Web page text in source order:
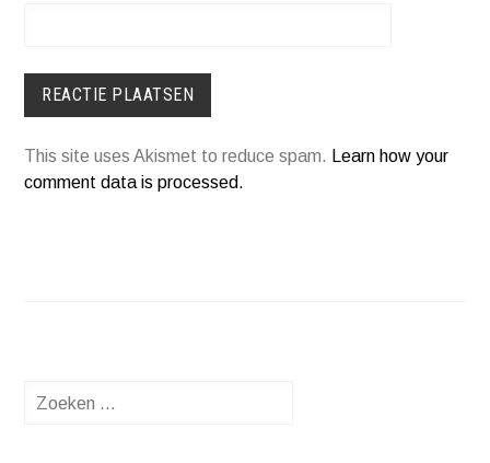
This site uses Akismet to reduce spam. Learn how your
comment data is processed.
Zoeken